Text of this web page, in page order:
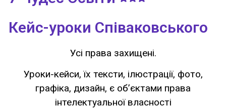
Кейс-уроки Співаковського
Усі права захищені.
Уроки-кейси, їх тексти, ілюстрації, фото,
графіка, дизайн, є об’єктами права
інтелектуальної власності